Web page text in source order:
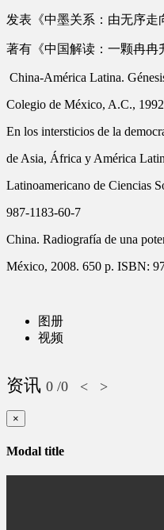
发表《中墨关系：由无序走
著有《中国解读：一颗冉冉
China-América Latina.
Colegio de México, A.C.,
En los intersticios de la
de Asia, África y América
Latinoamericano de Ciencias
987-1183-60-7
China. Radiografía de una
México, 2008. 650 p. ISBN:
图册
视频
资讯 0 /0 < >
×
Modal title